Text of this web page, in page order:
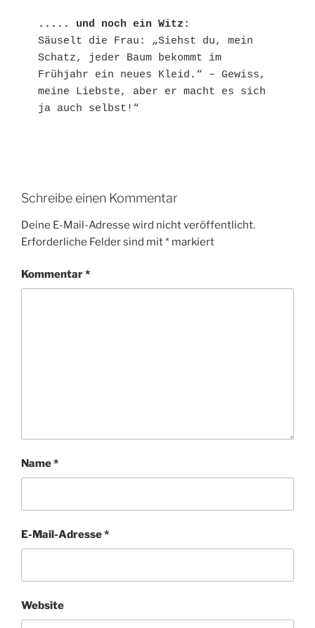
..... und noch ein Witz:
Säuselt die Frau: „Siehst du, mein
Schatz, jeder Baum bekommt im
Frühjahr ein neues Kleid.“ – Gewiss,
meine Liebste, aber er macht es sich
ja auch selbst!“
Schreibe einen Kommentar
Deine E-Mail-Adresse wird nicht veröffentlicht.
Erforderliche Felder sind mit* markiert
Kommentar*
Name*
E-Mail-Adresse*
Website